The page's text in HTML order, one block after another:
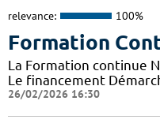
relevance: 100%
Formation
La Formation continue
Le financement
26/02/2026 16:30